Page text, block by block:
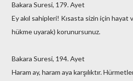
Bakara Suresi, 179. Ayet
Ey akıl sahipleri! Kısasta sizin için hayat
hükme uyarak) korunursunuz.
Bakara Suresi, 194. Ayet
Haram ay, haram aya karşılıktır.